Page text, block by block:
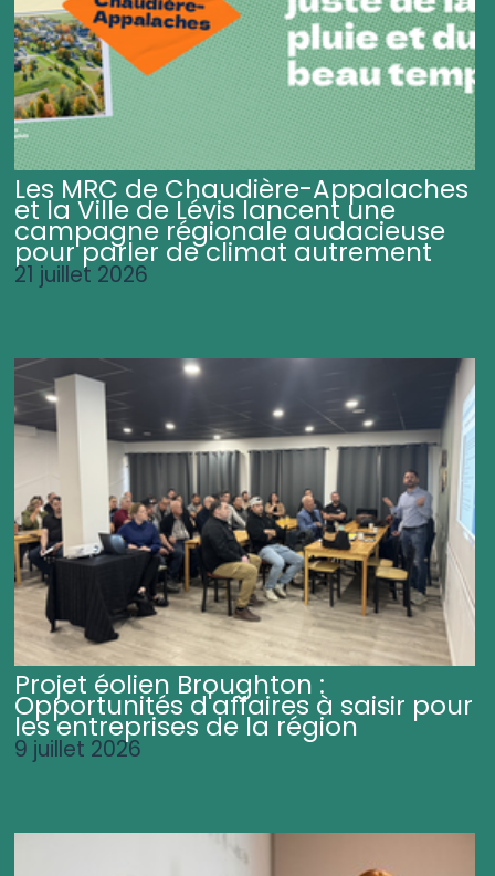
Les MRC de Chaudière-Appalaches
et la Ville de Lévis lancent une
campagne régionale audacieuse
pour parler de climat autrement
21 juillet 2026
Projet éolien Broughton :
Opportunités d'affaires à saisir pour
les entreprises de la région
9 juillet 2026